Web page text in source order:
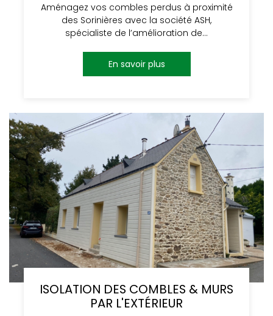
Aménagez vos combles perdus à proximité
des Sorinières avec la société ASH,
spécialiste de l’amélioration de…
En savoir plus
ISOLATION DES COMBLES & MURS
PAR L'EXTÉRIEUR